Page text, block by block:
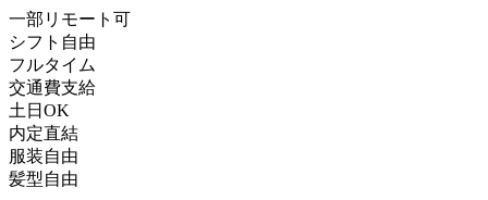
一部リモート可
シフト自由
フルタイム
交通費支給
土日OK
内定直結
服装自由
髪型自由